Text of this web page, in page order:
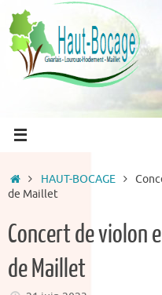
Passer
au
contenu
Accueil
HAUT-BOCAGE
de Maillet
Concert de violon
de Maillet